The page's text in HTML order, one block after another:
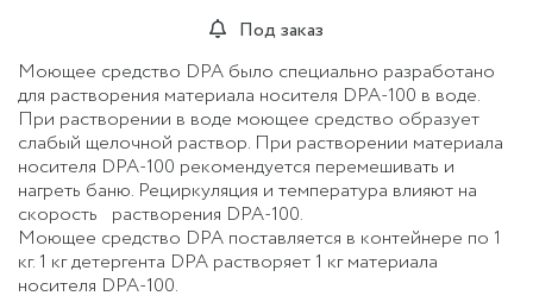
Под заказ
Моющее средство DPA было специально разработано
для растворения материала носителя DPA-100 в воде.
При растворении в воде моющее средство образует
слабый щелочной раствор. При растворении материала
носителя DPA-100 рекомендуется перемешивать и
нагреть баню. Рециркуляция и температура влияют на
скорость растворения DPA-100.
Моющее средство DPA поставляется в контейнере по 1
кг. 1 кг детергента DPA растворяет 1 кг материала
носителя DPA-100.